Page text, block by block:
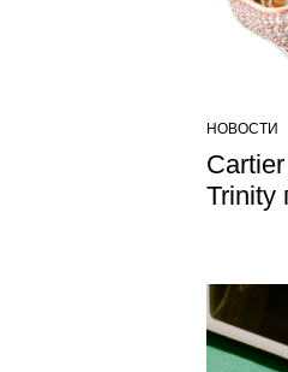
НОВОСТИ
Trinity